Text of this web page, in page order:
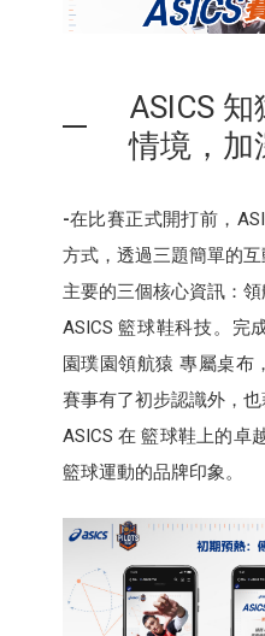
ASICS
情境，加
-在比賽正式開打前，
方式，透過三題簡單的
主要的三個核心資訊：領
ASICS 籃球鞋科技。完
園璞園領航猿 專屬桌布
賽事有了初步認識外，
ASICS 在 籃球鞋上的卓
籃球運動的品牌印象。